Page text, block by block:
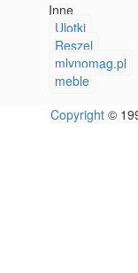
Inne
Ulotki
Reszel
mlynomag.pl
meble
Copyright©